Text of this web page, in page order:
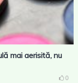
mai aerisită, nu
0